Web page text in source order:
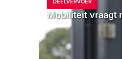
Mobiliteit vraagt